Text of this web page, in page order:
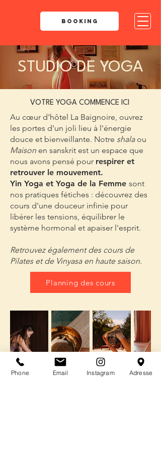
BOOKING
STUDIO DE YOGA
VOTRE YOGA COMMENCE ICI
Au cœur d'hôtel La Baignoire, ouvrez
les portes d'un joli lieu à l'énergie
douce et bienveillante. Notre shalaou
Maison en sanskrit est un espace que
nous avons pensé pour respirer et
retrouver le mouvement.
Yin Yoga et Yoga de la Femme sont
nos pratiques fétiches : découvrez des
cours d'une douceur infinie pour
libérer les tensions, équilibrer le
système hormonal et apaiser l'esprit.
Retrouvez également des cours de
Pilates et de Vinyasa en haute saison.
Planning des cours
Phone Email Instagram Adresse